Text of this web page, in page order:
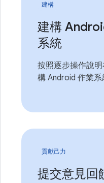
建構
建構
系統
按照逐步操作說
構 Android 作業系
貢獻己力
提交意見回